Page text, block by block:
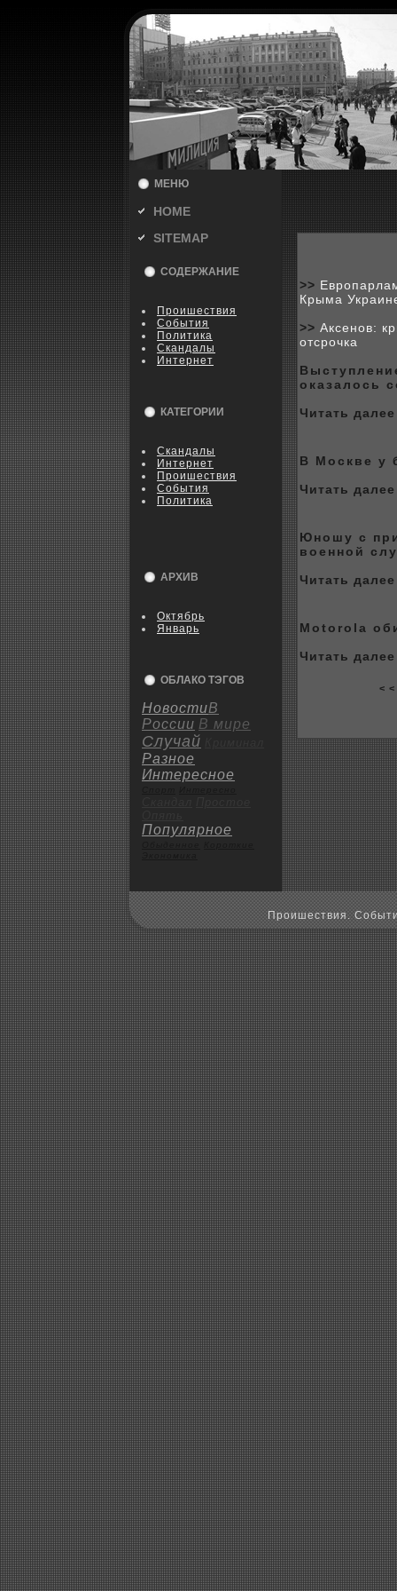
МЕНЮ
HOME
SITEMAP
СОДЕРЖАНИЕ
Пpoишествия
События
Политика
Скандалы
Интернет
КАТЕГОРИИ
Скандалы
Интернет
Пpoишествия
События
Политика
АРХИВ
Октябрь
Январь
ОБЛАКО ТЭГОВ
НовостиВ
России В мире
Случай
Разное
Интересное
Популярное
>>
Крыма
>> Аксенов:
отсрочка
оказалось
Читать
В Москве у
Читать
Юношу с
военной
Читать
Motorola
Читать
<
Пpoишествия.